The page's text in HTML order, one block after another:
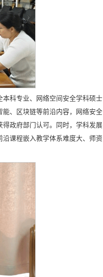
科专业、网络空间安全学科硕士
、区块链等前沿内容，网络安全
政府部门认可。同时，学科发展
课程嵌入教学体系难度大、师资